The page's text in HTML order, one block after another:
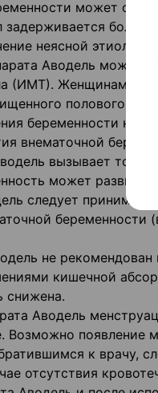
может
более
неясной
Аводель может
(ИМТ). Женщинам
полового
беременности на
внематочной
вызывает
может
следует
беременности
не
кишечной
снижена.
Аводель
появление
к врачу,
отсутствия